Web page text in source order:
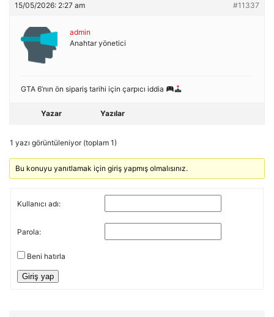
15/05/2026: 2:27 am #11337
admin
Anahtar yönetici
GTA 6’nın ön sipariş tarihi için çarpıcı iddia
Yazar Yazılar
1 yazı görüntüleniyor (toplam 1)
Bu konuyu yanıtlamak için giriş yapmış olmalısınız.
Kullanıcı adı:
Parola:
Beni hatırla
Giriş yap